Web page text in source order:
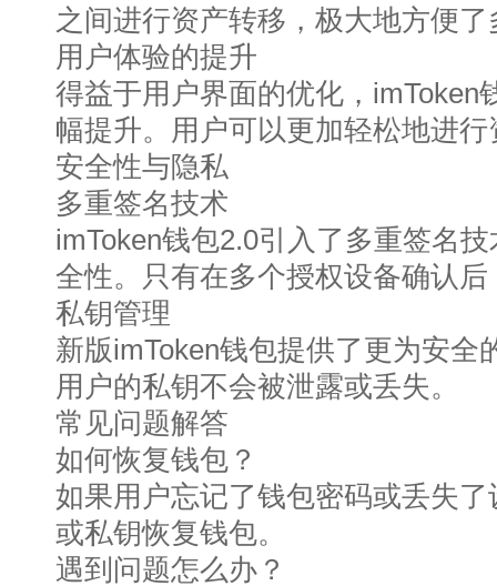
之间进行资产转移，极大地方便
用户体验的提升
得益于用户界面的优化，imToken
幅提升。用户可以更加轻松地进
安全性与隐私
多重签名技术
imToken钱包2.0引入了多重签名
全性。只有在多个授权设备确认
私钥管理
新版imToken钱包提供了更为安全
用户的私钥不会被泄露或丢失。
常见问题解答
如何恢复钱包？
如果用户忘记了钱包密码或丢失
或私钥恢复钱包。
遇到问题怎么办？